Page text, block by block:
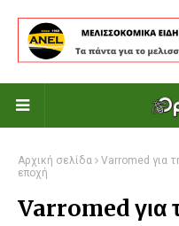
Αρχική σελίδα
Varromed για
εποχή
Varromed για